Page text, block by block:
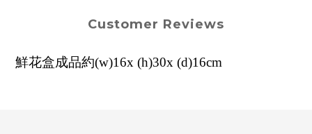
Customer Reviews
鮮花盒成品約(w)16x (h)30x (d)16cm